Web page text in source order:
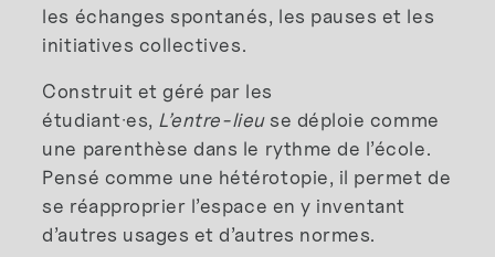
les échanges spontanés, les pauses et les
initiatives collectives.
Construit et géré par les
étudiant·es, L’entre-lieuse déploie comme
une parenthèse dans le rythme de l’école.
Pensé comme une hétérotopie, il permet de
se réapproprier l’espace en y inventant
d’autres usages et d’autres normes.